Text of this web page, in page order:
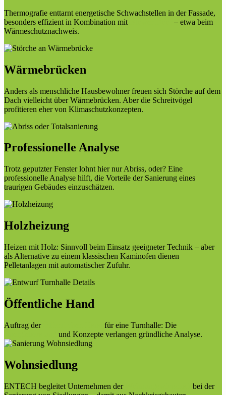
Thermografie enttarnt energetische Schwachstellen in der Fassade,
besonders effizient in Kombination mit
– etwa beim
Wärmeschutznachweis.
Wärmebrücken
Anders als menschliche Hausbewohner freuen sich Störche auf dem
Dach vielleicht über Wärmebrücken. Aber die Schreitvögel
profitieren eher von Klimaschutzkonzepten.
Professionelle Analyse
Trotz geputzter Fenster lohnt hier nur Abriss, oder? Eine
professionelle Analyse hilft, die Vorteile der Sanierung eines
traurigen Gebäudes einzuschätzen.
Holzheizung
Heizen mit Holz: Sinnvoll beim Einsatz geeigneter Technik – aber
als Alternative zu einem klassischen Kaminofen dienen
Pelletanlagen mit automatischer Zufuhr.
Öffentliche Hand
Auftrag der
für eine Turnhalle: Die
und Konzepte verlangen gründliche Analyse.
Wohnsiedlung
ENTECH begleitet Unternehmen der
bei der